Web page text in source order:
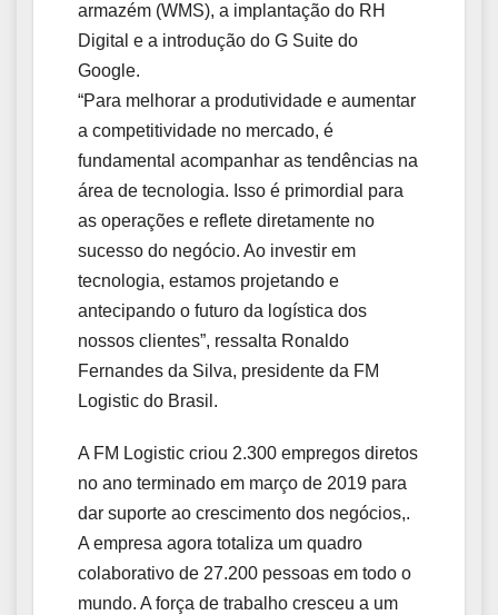
armazém (WMS), a implantação do RH
Digital e a introdução do G Suite do
Google.
“Para melhorar a produtividade e aumentar
a competitividade no mercado, é
fundamental acompanhar as tendências na
área de tecnologia. Isso é primordial para
as operações e reflete diretamente no
sucesso do negócio. Ao investir em
tecnologia, estamos projetando e
antecipando o futuro da logística dos
nossos clientes”, ressalta Ronaldo
Fernandes da Silva, presidente da FM
Logistic do Brasil.
A FM Logistic criou 2.300 empregos diretos
no ano terminado em março de 2019 para
dar suporte ao crescimento dos negócios,.
A empresa agora totaliza um quadro
colaborativo de 27.200 pessoas em todo o
mundo. A força de trabalho cresceu a um